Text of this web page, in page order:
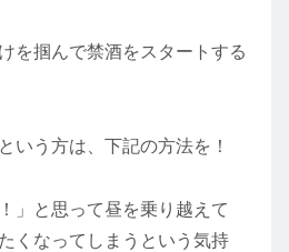
を掴んで禁酒をスタートする
いう方は、下記の方法を！
」と思って昼を乗り越えて
くなってしまうという気持